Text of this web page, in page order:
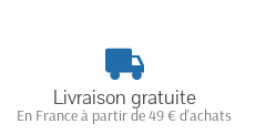
Livraison gratuite
En France à partir de 49 € d'achats